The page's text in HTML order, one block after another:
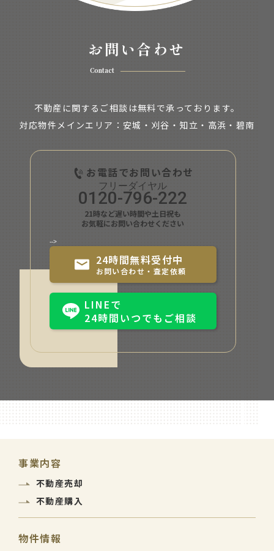
お問い合わせ
Contact
不動産に関するご相談は無料で承っております。
対応物件メインエリア：安城・刈谷・知立・ 高浜・碧南
お電話でお問い合わせ
0120-796-222
21時など遅い時間や土日祝も
お気軽にお問い合わせください
-->
24時間無料受付中
お問い合わせ・査定依頼
LINEで
24時間いつでもご相談
事業内容
不動産売却
不動産購入
物件情報